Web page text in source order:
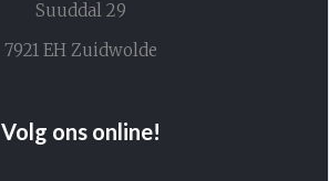
Suuddal 29
7921 EH Zuidwolde
Volg ons online!